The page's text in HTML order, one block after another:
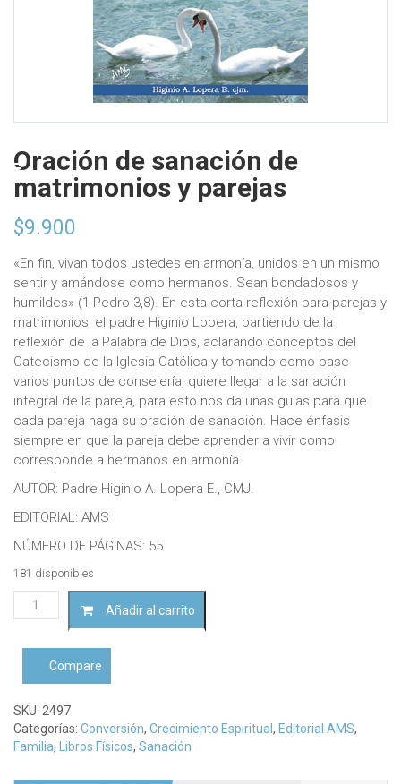
Oración de sanación de
matrimonios y parejas
$9.900
«En fin, vivan todos ustedes en armonía, unidos en un mismo
sentir y amándose como hermanos. Sean bondadosos y
humildes» (1 Pedro 3,8). En esta corta reflexión para parejas y
matrimonios, el padre Higinio Lopera, partiendo de la
reflexión de la Palabra de Dios, aclarando conceptos del
Catecismo de la Iglesia Católica y tomando como base
varios puntos de consejería, quiere llegar a la sanación
integral de la pareja, para esto nos da unas guías para que
cada pareja haga su oración de sanación. Hace énfasis
siempre en que la pareja debe aprender a vivir como
corresponde a hermanos en armonía.
AUTOR: Padre Higinio A. Lopera E., CMJ.
EDITORIAL: AMS
NÚMERO DE PÁGINAS: 55
181 disponibles
Oración
de
de
matrimonios
parejas
cantidad
Añadir al carrito
Compare
SKU: 2497
Categorías: Conversión, Crecimiento Espiritual , Editorial AMS,
Familia, Libros Físicos, Sanación